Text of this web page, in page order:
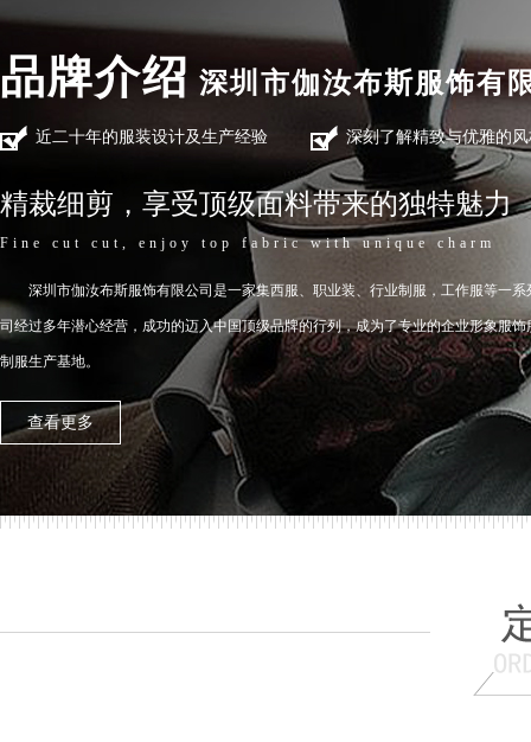
品牌介绍 深圳市伽汝布斯服饰有
近二十年的服装设计及生产经验 深刻了解精致与优雅的
精裁细剪，享受顶级面料带来的独特魅力
Fine cut cut, enjoy top fabric with unique charm
深圳市伽汝布斯服饰有限公司是一家集西服、职业装、行业制服，工作服等一
司经过多年潜心经营，成功的迈入中国顶级品牌的行列，成为了专业的企业形象服
制服生产基地。
查看更多